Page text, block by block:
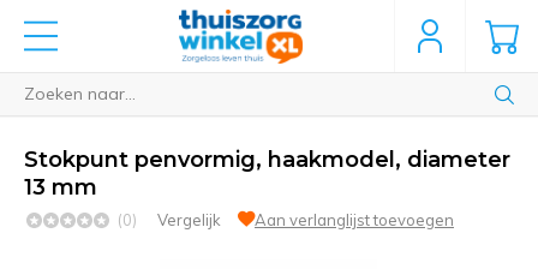
Stokpunt penvormig, haakmodel, diameter
13 mm
(0) Vergelijk Aan verlanglijst toevoegen